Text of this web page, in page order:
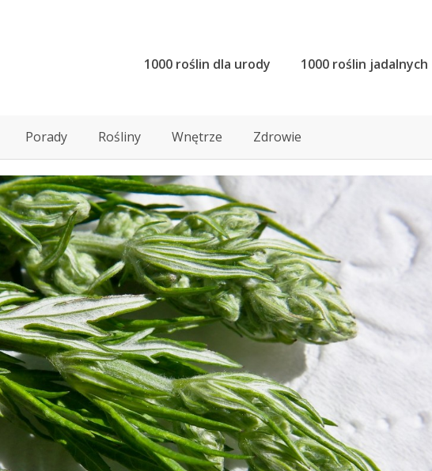
1000 roślin dla urody 1000 roślin jadalnych
Porady Rośliny Wnętrze Zdrowie